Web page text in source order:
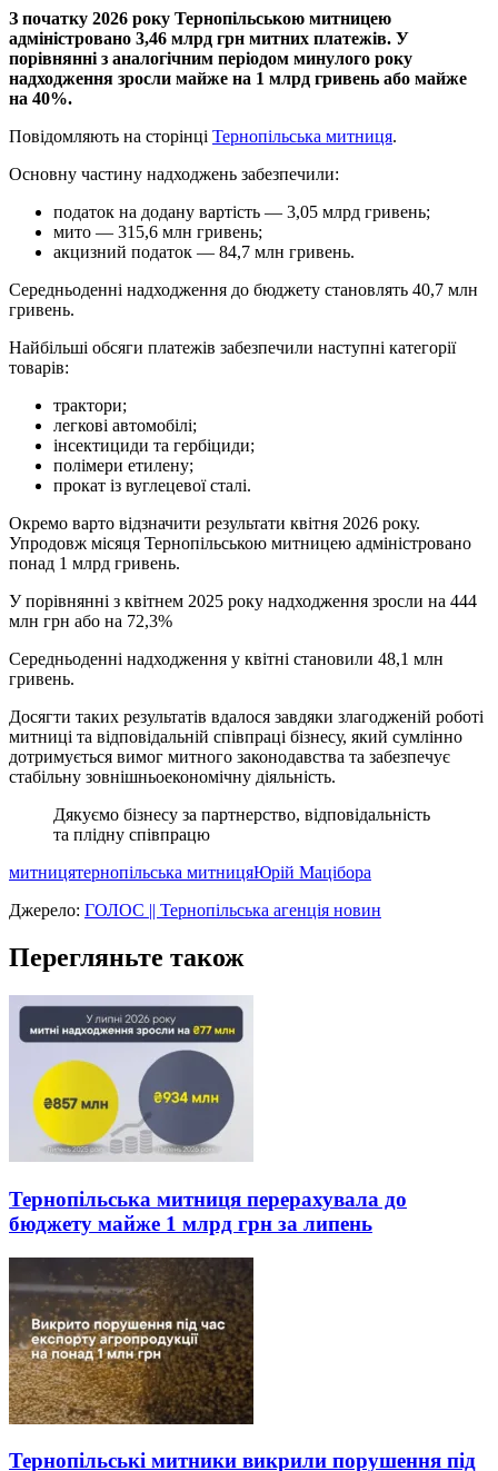
З початку 2026 року Тернопільською митницею
адміністровано 3,46 млрд грн митних платежів. У
порівнянні з аналогічним періодом минулого року
надходження зросли майже на 1 млрд гривень або майже
на 40%.
Повідомляють на сторінці Тернопільська митниця.
Основну частину надходжень забезпечили:
податок на додану вартість — 3,05 млрд гривень;
мито — 315,6 млн гривень;
акцизний податок — 84,7 млн гривень.
Середньоденні надходження до бюджету становлять 40,7 млн
гривень.
Найбільші обсяги платежів забезпечили наступні категорії
товарів:
трактори;
легкові автомобілі;
інсектициди та гербіциди;
полімери етилену;
прокат із вуглецевої сталі.
Окремо варто відзначити результати квітня 2026 року.
Упродовж місяця Тернопільською митницею адміністровано
понад 1 млрд гривень.
У порівнянні з квітнем 2025 року надходження зросли на 444
млн грн або на 72,3%
Середньоденні надходження у квітні становили 48,1 млн
гривень.
Досягти таких результатів вдалося завдяки злагодженій роботі
митниці та відповідальній співпраці бізнесу, який сумлінно
дотримується вимог митного законодавства та забезпечує
стабільну зовнішньоекономічну діяльність.
Дякуємо бізнесу за партнерство, відповідальність
та плідну співпрацю
митницятернопільська митницяЮрій Мацібора
Джерело: ГОЛОС || Тернопільська агенція новин
Перегляньте також
Тернопільська митниця перерахувала до
бюджету майже 1 млрд грн за липень
Тернопільські митники викрили порушення під